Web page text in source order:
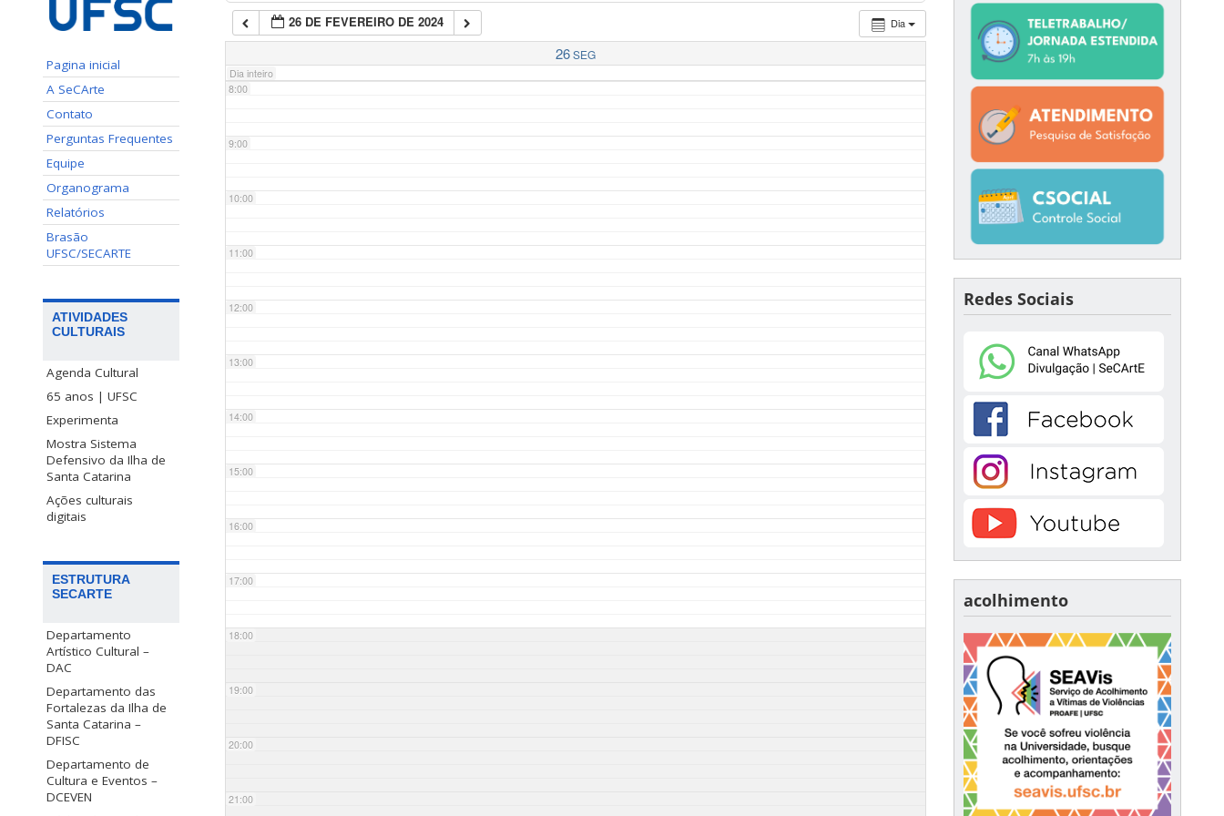
Pagina inicial
A SeCArte
Contato
Perguntas Frequentes
Equipe
Organograma
Relatórios
Brasão
UFSC/SECARTE
ATIVIDADES
CULTURAIS
Agenda Cultural
65 anos | UFSC
Experimenta
Mostra Sistema
Defensivo da Ilha de
Santa Catarina
Ações culturais
digitais
ESTRUTURA
SECARTE
Departamento
Artístico Cultural –
DAC
Departamento das
Fortalezas da Ilha de
Santa Catarina –
DFISC
Departamento de
Cultura e Eventos –
DCEVEN
Dia
26 DE FEVEREIRO DE 2024
26SEG
Dia inteiro
7:00
8:00
9:00
10:00
11:00
12:00
13:00
14:00
15:00
16:00
17:00
18:00
19:00
20:00
21:00
Redes Sociais
acolhimento